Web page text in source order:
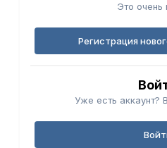
Это очень
Регистрация
Уже есть аккаунт?